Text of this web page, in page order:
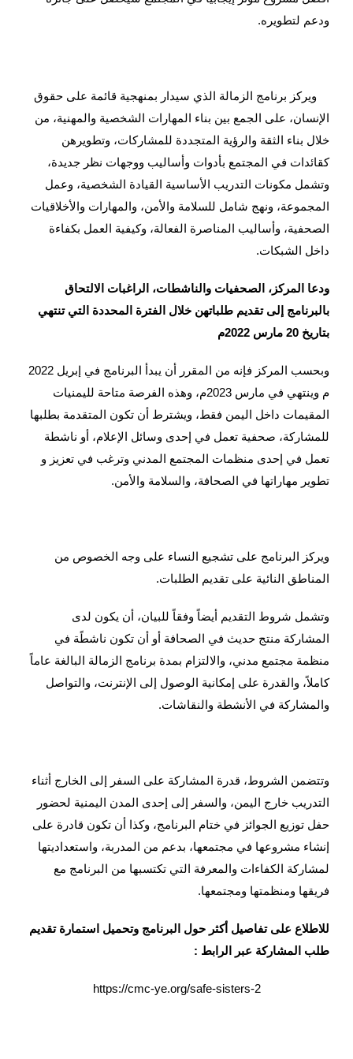
ودعم لتطويره.
ويركز برنامج الزمالة الذي سيدار بمنهجية قائمة على حقوق
الإنسان، على الجمع بين بناء المهارات الشخصية والمهنية، من
خلال بناء الثقة والرؤية المتجددة للمشاركات، وتطويرهن
كقائدات في المجتمع بأدوات وأساليب ووجهات نظر جديدة،
وتشمل مكونات التدريب الأساسية القيادة الشخصية، وعمل
المجموعة، ونهج شامل للسلامة والأمن، والمهارات والأخلاقيات
الصحفية، وأساليب المناصرة الفعالة، وكيفية العمل بكفاءة
داخل الشبكات.
ودعا المركز، الصحفيات والناشطات، الراغبات الالتحاق
بالبرنامج إلى تقديم طلباتهن خلال الفترة المحددة التي تنتهي
بتاريخ 20 مارس 2022م
وبحسب المركز فإنه من المقرر أن يبدأ البرنامج في إبريل 2022
م وينتهي في مارس 2023م، وهذه الفرصة متاحة لليمنيات
المقيمات داخل اليمن فقط، ويشترط أن تكون المتقدمة بطلبها
للمشاركة، صحفية تعمل في إحدى وسائل الإعلام، أو ناشطة
تعمل في إحدى منظمات المجتمع المدني وترغب في تعزيز و
تطوير مهاراتها في الصحافة، والسلامة والأمن.
ويركز البرنامج على تشجيع النساء على وجه الخصوص من
المناطق النائية على تقديم الطلبات.
وتشمل شروط التقديم أيضاً وفقاً للبيان، أن يكون لدى
المشاركة منتج حديث في الصحافة أو أن تكون ناشطًة في
منظمة مجتمع مدني، والالتزام بمدة برنامج الزمالة البالغة عاماً
كاملاً، والقدرة على إمكانية الوصول إلى الإنترنت، والتواصل
والمشاركة في الأنشطة والنقاشات.
وتتضمن الشروط، قدرة المشاركة على السفر إلى الخارج أثناء
التدريب خارج اليمن، والسفر إلى إحدى المدن اليمنية لحضور
حفل توزيع الجوائز في ختام البرنامج، وكذا أن تكون قادرة على
إنشاء مشروعها في مجتمعها، بدعم من المدربة، واستعداديتها
لمشاركة الكفاءات والمعرفة التي تكتسبها من البرنامج مع
فريقها ومنظمتها ومجتمعها.
للاطلاع على تفاصيل أكثر حول البرنامج وتحميل استمارة تقديم
طلب المشاركة عبر الرابط :
https://cmc-ye.org/safe-sisters-2